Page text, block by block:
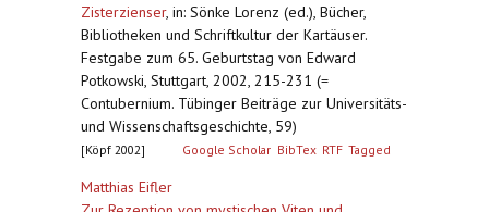
Zisterzienser, in: Sönke Lorenz (ed.), Bücher,
Bibliotheken und Schriftkultur der Kartäuser.
Festgabe zum 65. Geburtstag von Edward
Potkowski, Stuttgart, 2002, 215-231 (=
Contubernium. Tübinger Beiträge zur Universitäts-
und Wissenschaftsgeschichte, 59)
[Köpf 2002] Google Scholar BibTex RTF Tagged
Matthias Eifler